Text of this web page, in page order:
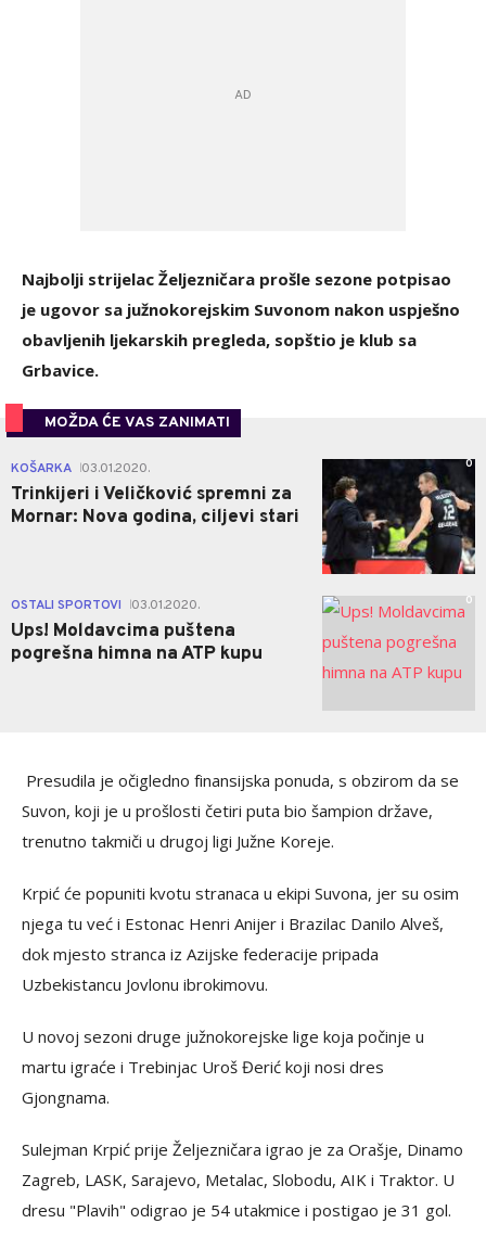
Najbolji strijelac Željezničara prošle sezone potpisao
je ugovor sa južnokorejskim Suvonom nakon uspješno
obavljenih ljekarskih pregleda, sopštio je klub sa
Grbavice.
MOŽDA ĆE VAS ZANIMATI
KOŠARKA 03.01.2020.
Trinkijeri i Veličković spremni za
Mornar: Nova godina, ciljevi stari
0
OSTALI SPORTOVI 03.01.2020.
Ups! Moldavcima puštena
pogrešna himna na ATP kupu
0
Presudila je očigledno finansijska ponuda, s obzirom da se
Suvon, koji je u prošlosti četiri puta bio šampion države,
trenutno takmiči u drugoj ligi Južne Koreje.
Krpić će popuniti kvotu stranaca u ekipi Suvona, jer su osim
njega tu već i Estonac Henri Anijer i Brazilac Danilo Alveš,
dok mjesto stranca iz Azijske federacije pripada
Uzbekistancu Jovlonu ibrokimovu.
U novoj sezoni druge južnokorejske lige koja počinje u
martu igraće i Trebinjac Uroš Đerić koji nosi dres
Gjongnama.
Sulejman Krpić prije Željezničara igrao je za Orašje, Dinamo
Zagreb, LASK, Sarajevo, Metalac, Slobodu, AIK i Traktor. U
dresu "Plavih" odigrao je 54 utakmice i postigao je 31 gol.